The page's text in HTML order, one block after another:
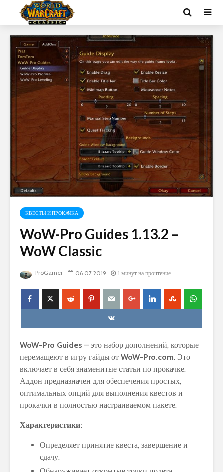
КВЕСТЫ И ПРОКАЧКА
WoW-Pro Guides 1.13.2 –
WoW Classic
ProGamer 06.07.2019 1 минут на прочтение
WoW-Pro Guides – это набор дополнений, которые
перемащеют в игру гайды от WoW-Pro.com. Это
включает в себя знаменитые статьи по прокачке.
Аддон предназначен для обеспечения простых,
оптимальных опций для выполнения квестов и
прокачки в полностью настраиваемом пакете.
Характеристики:
Определяет принятие квеста, завершение и
сдачу.